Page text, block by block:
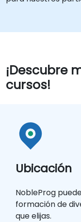
¡Descubre
cursos!
Ubicación
NobleProg
formación de
que elijas.